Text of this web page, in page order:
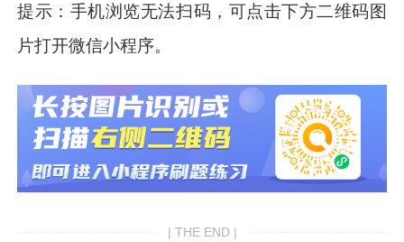
提示：手机浏览无法扫码，可点击下方二维码图
片打开微信小程序。
| THE END |